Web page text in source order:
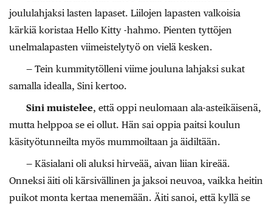
joululahjaksi lasten lapaset. Liilojen lapasten valkoisia
kärkiä koristaa Hello Kitty -hahmo. Pienten tyttöjen
unelmalapasten viimeistelytyö on vielä kesken.
— Tein kummitytölleni viime jouluna lahjaksi sukat
samalla idealla, Sini kertoo.
Sini muistelee, että oppi neulomaan ala-asteikäisenä,
mutta helppoa se ei ollut. Hän sai oppia paitsi koulun
käsityötunneilta myös mummoiltaan ja äidiltään.
— Käsialani oli aluksi hirveää, aivan liian kireää.
Onneksi äiti oli kärsivällinen ja jaksoi neuvoa, vaikka heitin
puikot monta kertaa menemään. Äiti sanoi, että kyllä se